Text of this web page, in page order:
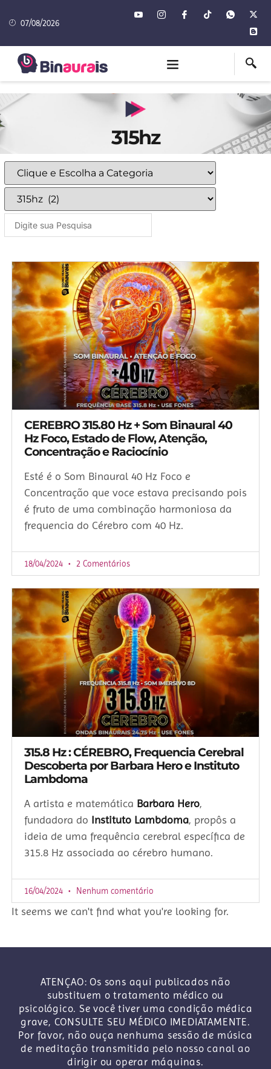
07/08/2026
315hz
CEREBRO 315.80 Hz + Som Binaural 40
Hz Foco, Estado de Flow, Atenção,
Concentração e Raciocínio
Esté é o Som Binaural 40 Hz Foco e
Concentração que voce estava precisando pois
é fruto de uma combinação harmoniosa da
frequencia do Cérebro com 40 Hz.
18/04/2024 2 Comentários
315.8 Hz : CÉREBRO, Frequencia Cerebral
Descoberta por Barbara Hero e Instituto
Lambdoma
A artista e matemática Barbara Hero,
fundadora do Instituto Lambdoma, propôs a
ideia de uma frequência cerebral específica de
315.8 Hz associada ao cérebro humano.
16/04/2024 Nenhum comentário
It seems we can't find what you're looking for.
ATENÇAO: Os sons aqui publicados não
substituem o tratamento médico ou
psicológico. Se você tiver uma condição médica
grave, CONSULTE SEU MÉDICO IMEDIATAMENTE.
Por favor, não ouça nenhuma sessão de música
de meditação transmitida pelo nosso canal ao
dirigir ou operar máquinas.